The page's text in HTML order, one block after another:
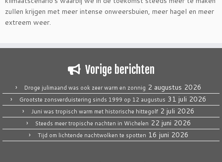
zullen krijgen met meer intense onweersbuien, meer hagel en meer
extreem weer.
Vorige berichten
Droge julimaand was ook zeer warm en zonnig 2 augustus 2026
Grootste zonsverduistering sinds 1999 op 12 augustus 31 juli 2026
Juni was tropisch warm met historische hittegolf 2 juli 2026
Steeds meer tropische nachten in Wichelen 22 juni 2026
Tijd om lichtende nachtwolken te spotten 16 juni 2026